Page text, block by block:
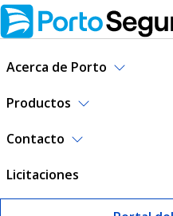
Acerca de Porto
Productos
Contacto
Licitaciones